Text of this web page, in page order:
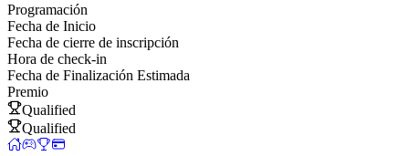
Programación
Fecha de Inicio
Fecha de cierre de inscripción
Hora de check-in
Fecha de Finalización Estimada
Premio
Qualified
Qualified